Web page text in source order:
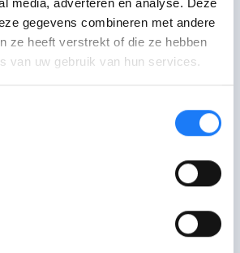
media, adverteren en analyse. Deze
gegevens combineren met andere
ze heeft verstrekt of die ze hebben
van uw gebruik van hun services.
of +32 78 15 1765 vanuit het
Maandag-vrijdag 08:30-